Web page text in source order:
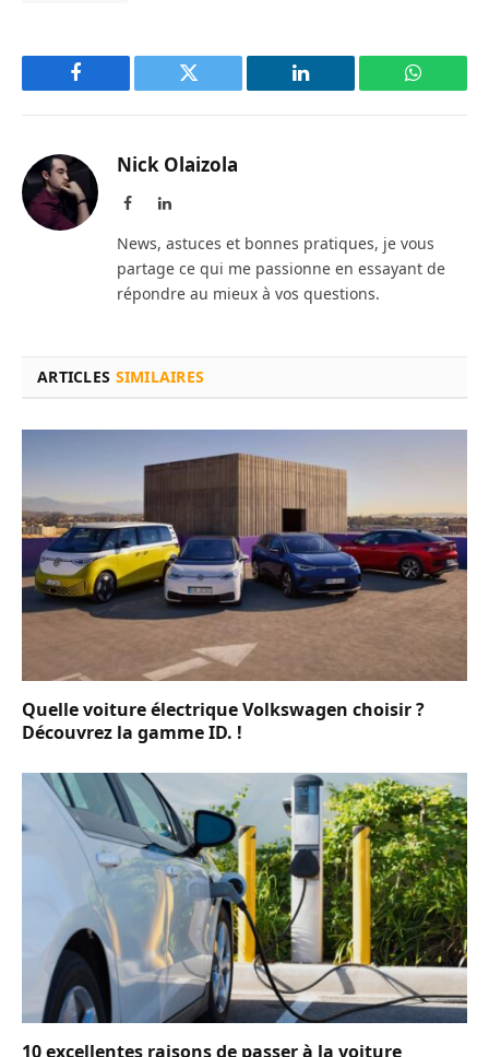
Facebook Twitter LinkedIn
Nick Olaizola
FacebookLinkedIn
News, astuces et bonnes pratiques, je vous
partage ce qui me passionne en essayant de
répondre au mieux à vos questions.
ARTICLES SIMILAIRES
Quelle voiture électrique Volkswagen choisir ?
Découvrez la gamme ID. !
10 excellentes raisons de passer à la voiture